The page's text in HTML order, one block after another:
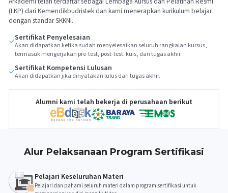
(LKP) dari Kemendikbudristek dan kami menerapkan kurikulum belajar
dengan standar SKKNI.
Sertifikat Penyelesaian
Akan didapatkan ketika sudah menyelesaikan seluruh rangkaian kursus,
termasuk mengerjakan pre-test, post-test. kuis, dan tugas akhir.
Sertifikat Kompetensi Lulusan
Akan didapatkan jika dinyatakan lulus dari tugas akhir.
Alumni kami telah bekerja di perusahaan berikut
Alur Pelaksanaan Program Sertifikasi
Pelajari Keseluruhan Materi
Pelajari dan pahami seluruh materi dalam program sertifikasi untuk